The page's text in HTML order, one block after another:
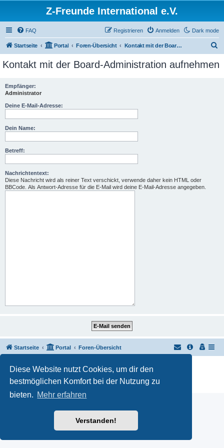
Diese Website nutzt Cookies, um dir den
bestmöglichen Komfort bei der Nutzung zu
bieten. Mehr erfahren
Verstanden!
Z-Freunde International e.V.
Dark mode
FAQ Anmelden
Registrieren
Startseite Portal Foren-Übersicht Kontakt mit der Board-Administration aufnehmen
c
Kontakt mit der Board-Administration aufnehmen
Empfänger:
Administrator
Deine E-Mail-Adresse:
Dein Name:
Betreff:
Nachrichtentext:
Diese Nachricht wird als reiner Text verschickt, verwende daher kein HTML oder
BBCode. Als Antwort-Adresse für die E-Mail wird deine E-Mail-Adresse angegeben.
Startseite Portal Foren-Übersicht
Powered by phpBB
® Forum Software © phpBB Limited
Customized by
Datenschutz|Nutzungsbedingungen